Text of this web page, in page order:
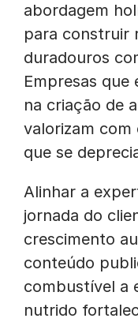
abordagem
para construir
duradouros
Empresas que
na criação de
valorizam
que se
Alinhar a
jornada do
crescimento
conteúdo
combustível a
nutrido